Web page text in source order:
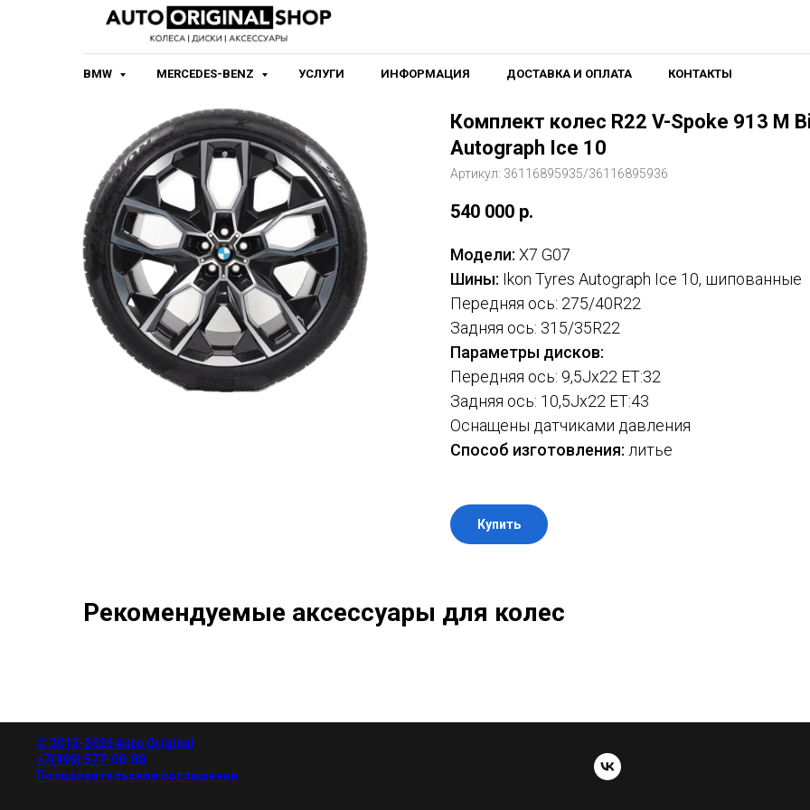
BMW MERCEDES-BENZ УСЛУГИ ИНФОРМАЦИЯ ДОСТАВКА И ОПЛАТА КОНТАКТЫ
Комплект колес R22 V-Spoke 913 M
Autograph Ice 10
Артикул: 36116895935/36116895936
540 000 р.
Модели: X7 G07
Шины: Ikon Tyres Autograph Ice 10, шипованные
Передняя ось: 275/40R22
Задняя ось: 315/35R22
Параметры дисков:
Передняя ось: 9,5Jx22 ET:32
Задняя ось: 10,5Jx22 ET:43
Оснащены датчиками давления
Способ изготовления: литье
Купить
Рекомендуемые аксессуары для колес
© 2012-2026 Auto Original
+7(499) 577-00-80
Пользовательское соглашение